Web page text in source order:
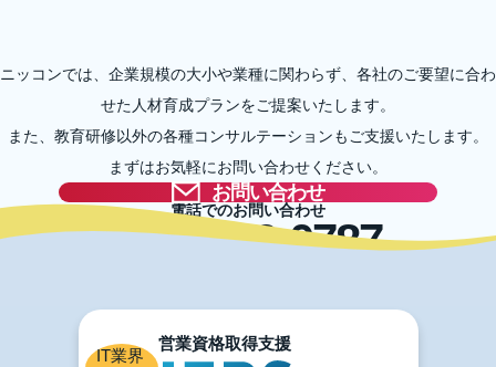
ニッコンでは、企業規模の大小や業種に関わらず、各社のご要望に合わ
せた人材育成プランをご提案いたします。
また、教育研修以外の各種コンサルテーションもご支援いたします。
まずはお気軽にお問い合わせください。
お問い合わせ
電話でのお問い合わせ
03-5996-0787
IT業界